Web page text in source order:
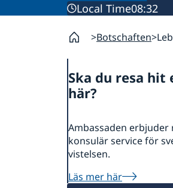
Local Time08:32
Botschaften
Ska du resa hit
här?
Ambassaden
konsulär service för
vistelsen.
Läs mer här